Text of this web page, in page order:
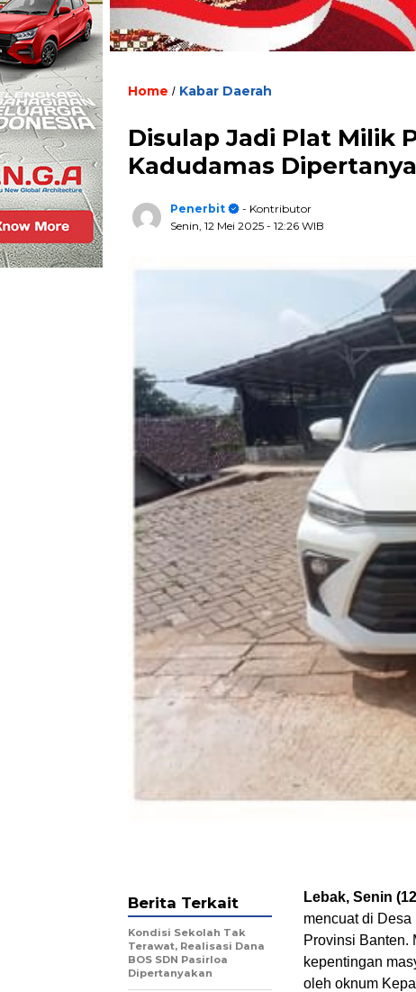
Home / Kabar Daerah
Disulap Jadi Plat Milik
Kadudamas
Penerbit
- Kontributor
Senin, 12 Mei 2025 - 12:26 WIB
Lebak, Senin
mencuat di
Provinsi Banten.
kepentingan
oleh oknum
Berita Terkait
Kondisi Sekolah Tak
Terawat, Realisasi Dana
BOS SDN Pasirloa
Dipertanyakan